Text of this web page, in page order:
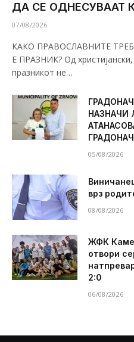
ДА СЕ ОДНЕСУВААТ
07/08/2026
КАКО ПРАВОСЛАВНИТЕ
Е ПРАЗНИК? Од
празникот не…
НАЗНАЧИ
05/08/2026
врз
08/08/2026
ЖФК
отвори
2:0
06/08/2026